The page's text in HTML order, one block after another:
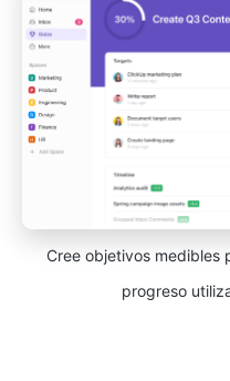
Cree objetivos medibles
progreso